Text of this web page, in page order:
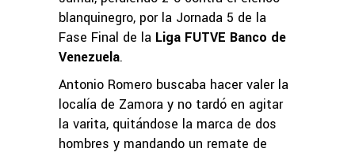
blanquinegro, por la Jornada 5 de la
Fase Final de la Liga FUTVE Banco de
Venezuela.
Antonio Romero buscaba hacer valer la
localía de Zamora y no tardó en agitar
la varita, quitándose la marca de dos
hombres y mandando un remate de